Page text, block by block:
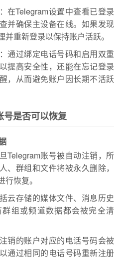
：在Telegram设置中查看已登录
并确保主设备在线。如果发现
重新登录以保持账户活跃。
：通过绑定电话号码和启用双重
提高安全性，还能在忘记登录
，从而避免账户因长期不活跃
是否可以恢复
Telegram账号被自动注销，所
、群组和文件将被永久删除，
恢复。
云存储的媒体文件、消息历史
组或频道数据都会被完全清
销的账户对应的电话号码会被
通过相同的电话号码重新注册